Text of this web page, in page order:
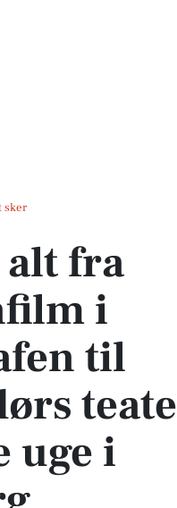
sker i biografen til udendørs
alt fra
i
til
uge i